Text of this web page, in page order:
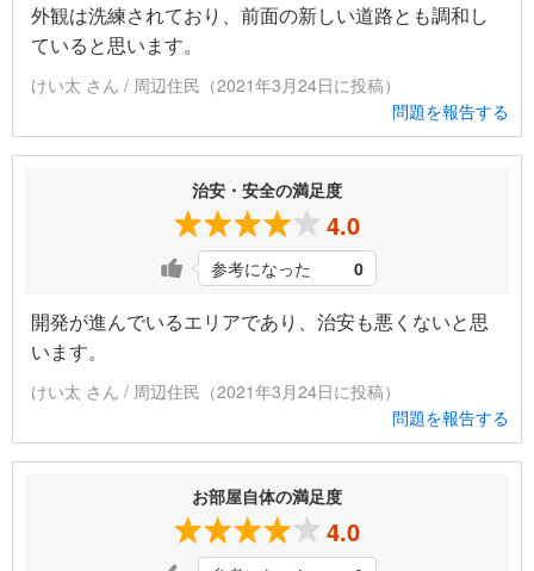
外観は洗練されており、前面の新しい道路とも調和し
ていると思います。
けい太 さん / 周辺住民（2021年3月24日に投稿）
問題を報告する
治安・安全の満足度
4.0
参考になった 0
開発が進んでいるエリアであり、治安も悪くないと思
います。
けい太 さん / 周辺住民（2021年3月24日に投稿）
問題を報告する
お部屋自体の満足度
4.0